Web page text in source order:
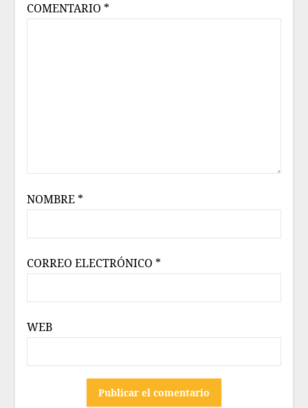
COMENTARIO *
NOMBRE *
CORREO ELECTRÓNICO *
WEB